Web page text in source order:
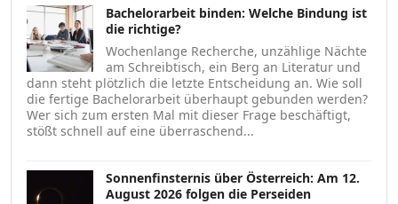
Bachelorarbeit binden: Welche Bindung ist
die richtige?
Wochenlange Recherche, unzählige Nächte
am Schreibtisch, ein Berg an Literatur und
dann steht plötzlich die letzte Entscheidung an. Wie soll
die fertige Bachelorarbeit überhaupt gebunden werden?
Wer sich zum ersten Mal mit dieser Frage beschäftigt,
stößt schnell auf eine überraschend...
Sonnenfinsternis über Österreich: Am 12.
August 2026 folgen die Perseiden